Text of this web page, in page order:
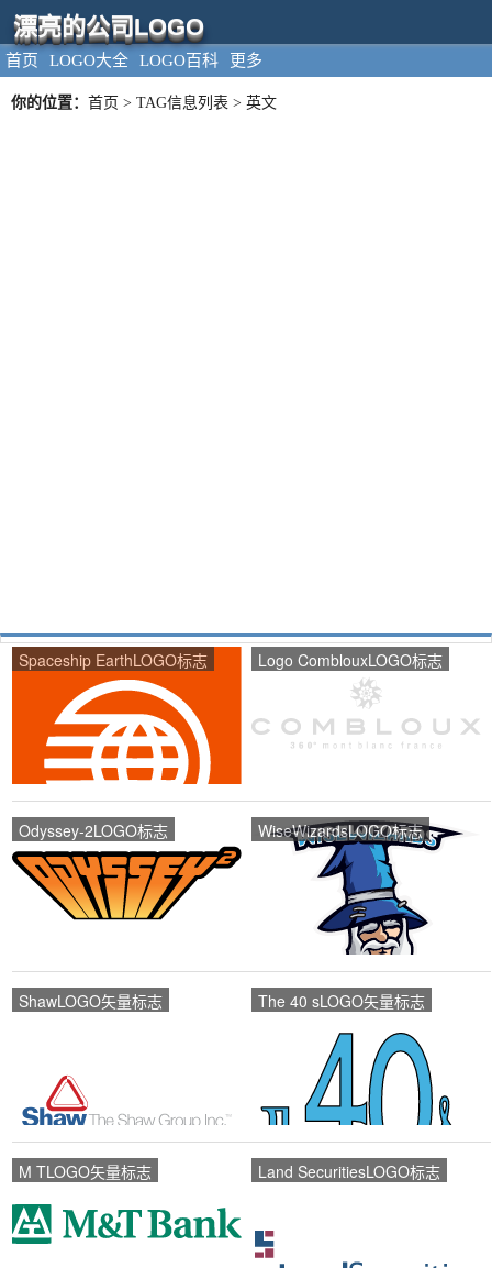
首页 LOGO大全 LOGO百科 更多
漂亮的公司LOGO
你的位置： 首页 > TAG信息列表 > 英文
Spaceship EarthLOGO标志 Logo ComblouxLOGO标志
Odyssey-2LOGO标志 WiseWizardsLOGO标志
ShawLOGO矢量标志 The 40 sLOGO矢量标志
M TLOGO矢量标志 Land SecuritiesLOGO标志